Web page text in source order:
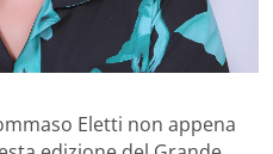
Eletti non appena